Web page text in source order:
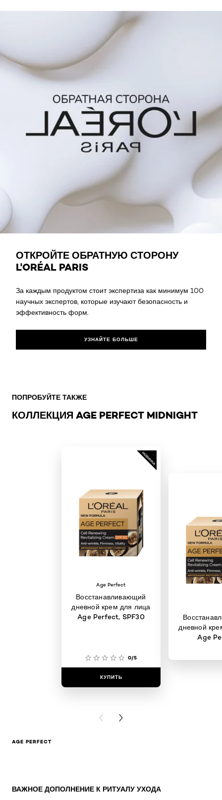
ОТКРОЙТЕ ОБРАТНУЮ СТОРОНУ
L'ORÉAL PARIS
За каждым продуктом стоит экспертиза как минимум 100
научных экспертов, которые изучают безопасность и
эффективность форм.
УЗНАЙТЕ БОЛЬШЕ
КОЛЛЕКЦИЯ AGE PERFECT MIDNIGHT
ПОПРОБУЙТЕ ТАКЖЕ
Age Perfect
Восстанавливающий
дневной крем для лица
Age Perfect, SPF30
0/5
КУПИТЬ
дневной
Age
PREVIOUS CARD
NEXT CARD
AGE PERFECT
ВАЖНОЕ ДОПОЛНЕНИЕ К РИТУАЛУ УХОДА